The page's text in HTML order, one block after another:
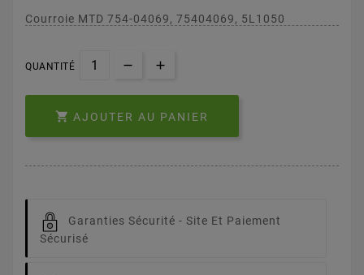
Courroie MTD 754-04069, 75404069, 5L1050
QUANTITÉ
 AJOUTER AU PANIER
Garanties Sécurité - Site Et Paiement
Sécurisé